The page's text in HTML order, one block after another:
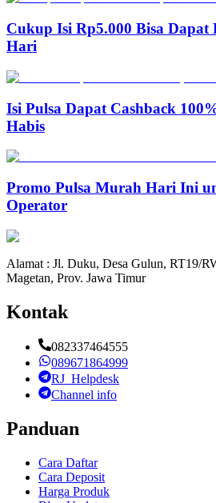
Cukup Isi Rp5.000 Bisa Dapat
Hari
Isi Pulsa Dapat Cashback
Habis
Promo Pulsa Murah Hari Ini
Operator
Alamat : Jl. Duku, Desa Gulun, RT19/
Magetan, Prov. Jawa Timur
Kontak
082337464555
089671864999
RJ_Helpdesk
Channel info
Panduan
Cara Daftar
Cara Deposit
Harga Produk